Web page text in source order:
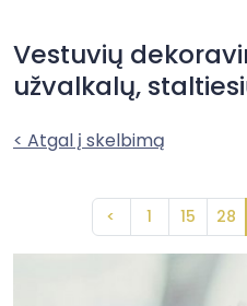
Vestuvių
užvalkalų,
< Atgal į skelbimą
< 1 15 28